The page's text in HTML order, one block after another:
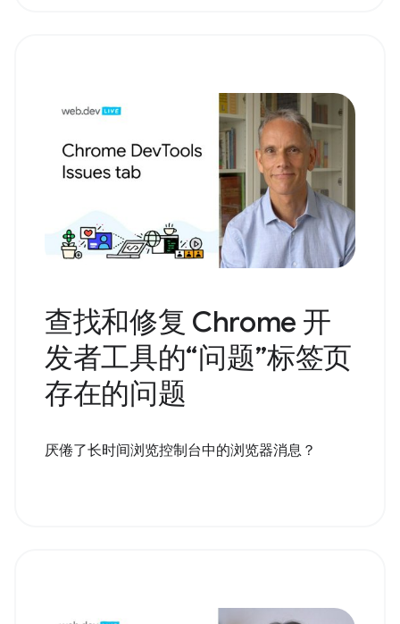
查找和修复 Chrome 开
发者工具的“问题”标签页
存在的问题
厌倦了长时间浏览控制台中的浏览器消息？